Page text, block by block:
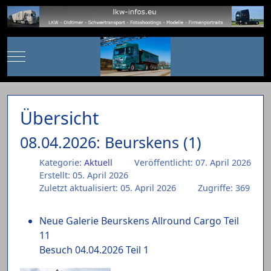
Mobile Menu Toggle
Übersicht
08.04.2026: Beurskens (1)
Kategorie: Aktuell
Veröffentlicht: 07. April 2026
Erstellt: 05. April 2026
Zuletzt aktualisiert: 05. April 2026
Zugriffe: 369
Neue Galerie Beurskens Allround Cargo Teil
11
Besuch 04.04.2026 Teil 1